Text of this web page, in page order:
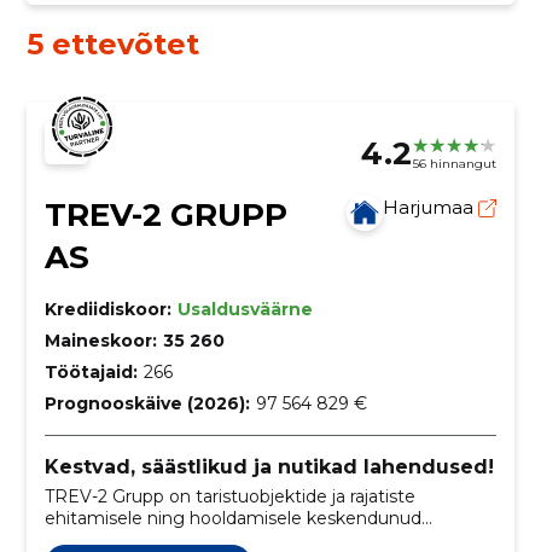
5 ettevõtet
4.256 hinnangut
TREV-2 GRUPP
AS
Harjumaa
Krediidiskoor: Usaldusväärne
Maineskoor: 35 260
Töötajaid: 266
Prognooskäive (2026): 97 564 829 €
Kestvad, säästlikud ja nutikad lahendused!
TREV-2 Grupp on taristuobjektide ja rajatiste
ehitamisele ning hooldamisele keskendunud
ettevõte.